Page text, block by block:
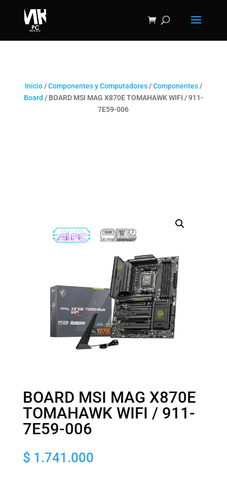
Inicio/Componentes y Computadores/Componentes/
Board / BOARD MSI MAG X870E TOMAHAWK WIFI / 911-
7E59-006
BOARD MSI MAG X870E
TOMAHAWK WIFI / 911-
7E59-006
$ 1.741.000